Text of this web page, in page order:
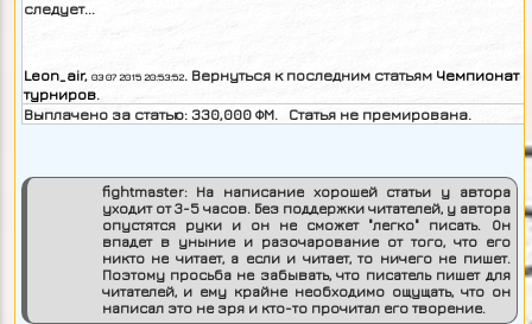
Leon_air, 03 07 2015 20:53:52. Вернуться к последним статьям Чемпионат
турниров.
Выплачено за статью:330,000ФМ. Статья не премирована.
fightmaster:На написание хорошей статьи у автора
уходит от 3-5 часов. Без поддержки читателей, у автора
опустятся руки и он не сможет "легко" писать. Он
впадет в уныние и разочарование от того, что его
никто не читает, а если и читает, то ничего не пишет.
Поэтому просьба не забывать, что писатель пишет для
читателей, и ему крайне необходимо ощущать, что он
написал это не зря и кто-то прочитал его творение.